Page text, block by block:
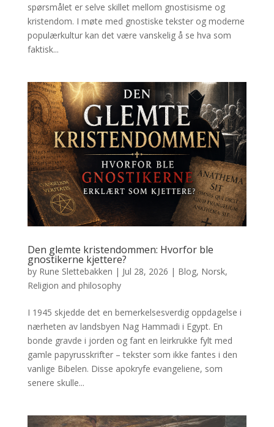
spørsmålet er selve skillet mellom gnostisisme og
kristendom. I møte med gnostiske tekster og moderne
populærkultur kan det være vanskelig å se hva som
faktisk...
Den glemte kristendommen: Hvorfor ble
gnostikerne kjettere?
by Rune Slettebakken | Jul 28, 2026 | Blog, Norsk,
Religion and philosophy
I 1945 skjedde det en bemerkelsesverdig oppdagelse i
nærheten av landsbyen Nag Hammadi i Egypt. En
bonde gravde i jorden og fant en leirkrukke fylt med
gamle papyrusskrifter – tekster som ikke fantes i den
vanlige Bibelen. Disse apokryfe evangeliene, som
senere skulle...